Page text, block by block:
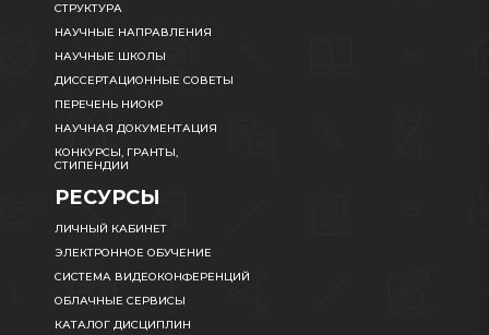
СТРУКТУРА
НАУЧНЫЕ НАПРАВЛЕНИЯ
НАУЧНЫЕ ШКОЛЫ
ДИССЕРТАЦИОННЫЕ СОВЕТЫ
ПЕРЕЧЕНЬ НИОКР
НАУЧНАЯ ДОКУМЕНТАЦИЯ
КОНКУРСЫ, ГРАНТЫ,
СТИПЕНДИИ
РЕСУРСЫ
ЛИЧНЫЙ КАБИНЕТ
ЭЛЕКТРОННОЕ ОБУЧЕНИЕ
СИСТЕМА ВИДЕОКОНФЕРЕНЦИЙ
ОБЛАЧНЫЕ СЕРВИСЫ
КАТАЛОГ ДИСЦИПЛИН